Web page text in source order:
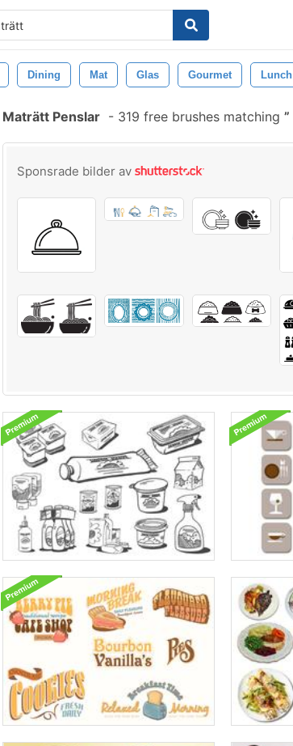
Dining Mat Glas Gourmet Lunch
Maträtt Penslar - 319 free brushes matching
Sponsrade bilder av